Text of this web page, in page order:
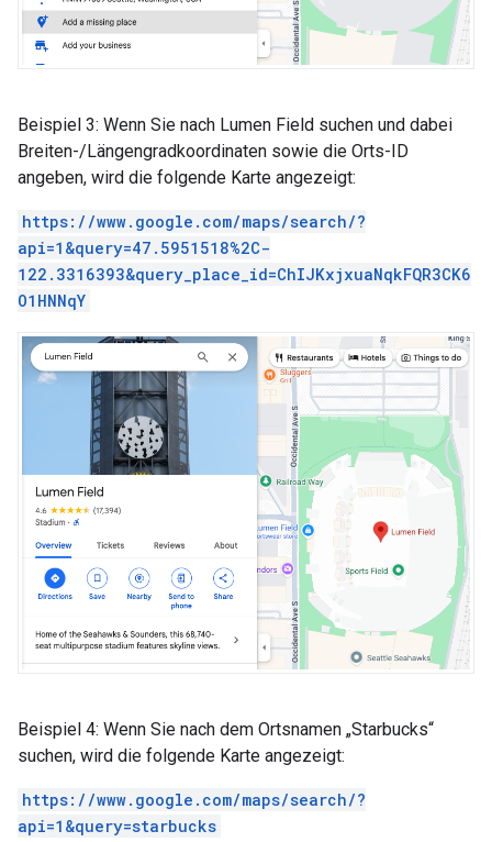
Beispiel 3: Wenn Sie nach Lumen Field suchen und dabei
Breiten-/Längengradkoordinaten sowie die Orts-ID
angeben, wird die folgende Karte angezeigt:
https://www.google.com/maps/search/?
api=1&query=47.5951518%2C-
122.3316393&query_place_id=ChIJKxjxuaNqkFQR3CK6
O1HNNqY
Beispiel 4: Wenn Sie nach dem Ortsnamen „Starbucks“
suchen, wird die folgende Karte angezeigt:
https://www.google.com/maps/search/?
api=1&query=starbucks